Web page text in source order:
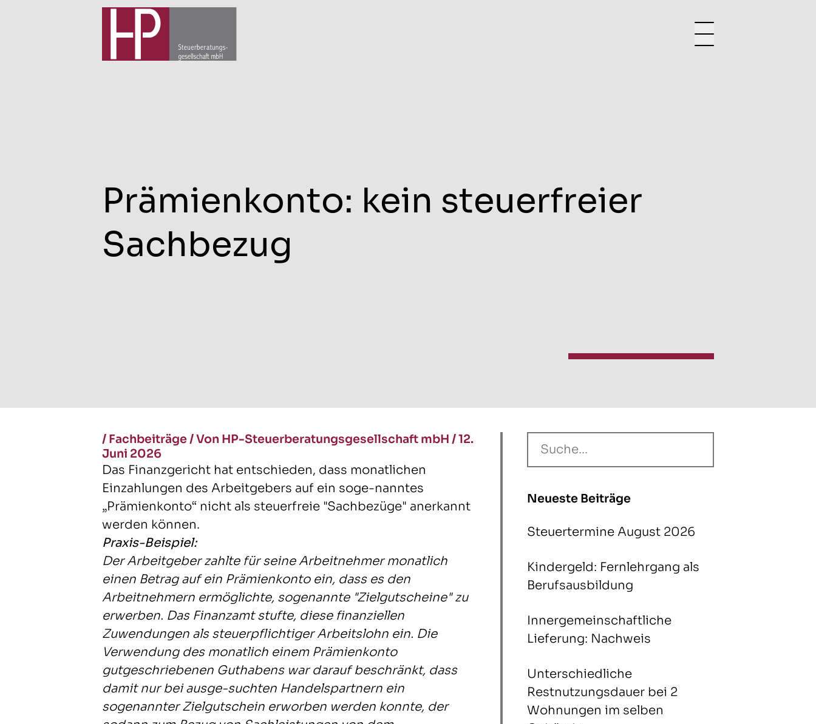
Prämienkonto: kein steuerfreier
Sachbezug
/ Fachbeiträge/Von HP-Steuerberatungsgesellschaft mbH /12.
Juni 2026
Das Finanzgericht hat entschieden, dass monatlichen
Einzahlungen des Arbeitgebers auf ein soge-nanntes
„Prämienkonto“ nicht als steuerfreie "Sachbezüge" anerkannt
werden können.
Praxis-Beispiel:
Der Arbeitgeber zahlte für seine Arbeitnehmer monatlich
einen Betrag auf ein Prämienkonto ein, dass es den
Arbeitnehmern ermöglichte, sogenannte "Zielgutscheine" zu
erwerben. Das Finanzamt stufte, diese finanziellen
Zuwendungen als steuerpflichtiger Arbeitslohn ein. Die
Verwendung des monatlich einem Prämienkonto
gutgeschriebenen Guthabens war darauf beschränkt, dass
damit nur bei ausge-suchten Handelspartnern ein
sogenannter Zielgutschein erworben werden konnte, der
Neueste Beiträge
Steuertermine August 2026
Kindergeld: Fernlehrgang als
Berufsausbildung
Innergemeinschaftliche
Lieferung: Nachweis
Unterschiedliche
Restnutzungsdauer bei 2
Wohnungen im selben